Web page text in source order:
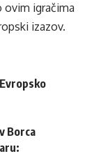
ovim igračima
izazov.
Borca